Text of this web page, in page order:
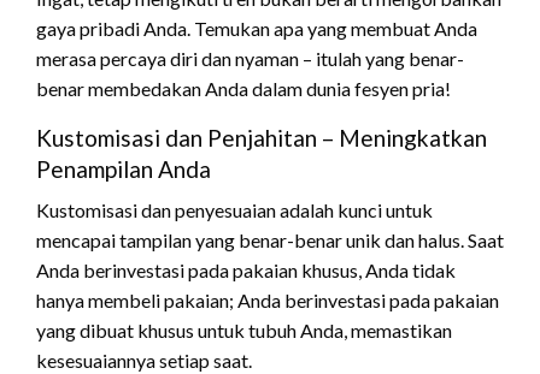
gaya pribadi Anda. Temukan apa yang membuat Anda
merasa percaya diri dan nyaman – itulah yang benar-
benar membedakan Anda dalam dunia fesyen pria!
Kustomisasi dan Penjahitan – Meningkatkan
Penampilan Anda
Kustomisasi dan penyesuaian adalah kunci untuk
mencapai tampilan yang benar-benar unik dan halus. Saat
Anda berinvestasi pada pakaian khusus, Anda tidak
hanya membeli pakaian; Anda berinvestasi pada pakaian
yang dibuat khusus untuk tubuh Anda, memastikan
kesesuaiannya setiap saat.